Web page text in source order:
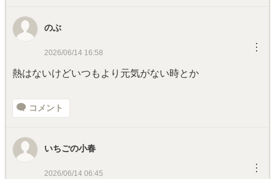
のぶ
2026/06/14 16:58 ︙
熱はないけどいつもより元気がない時とか
コメント
いちごの小春
2026/06/14 06:45 ︙